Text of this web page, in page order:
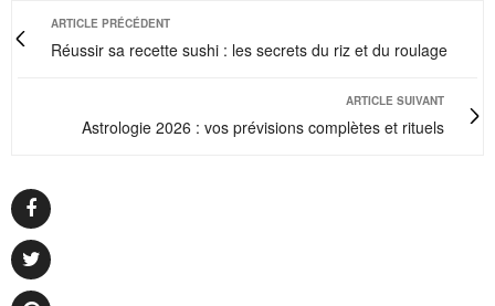
ARTICLE PRÉCÉDENT
Réussir sa recette sushi : les secrets du riz et du roulage
ARTICLE SUIVANT
Astrologie 2026 : vos prévisions complètes et rituels